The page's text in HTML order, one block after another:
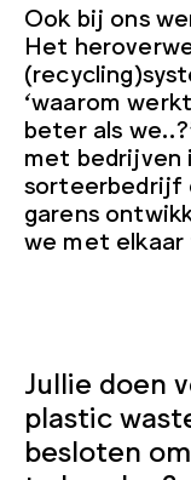
Ook bij ons
Het
‘waarom
beter als
met bedrijven
sorteerbedrijf
garens
we met
Jullie doen
plastic
besloten